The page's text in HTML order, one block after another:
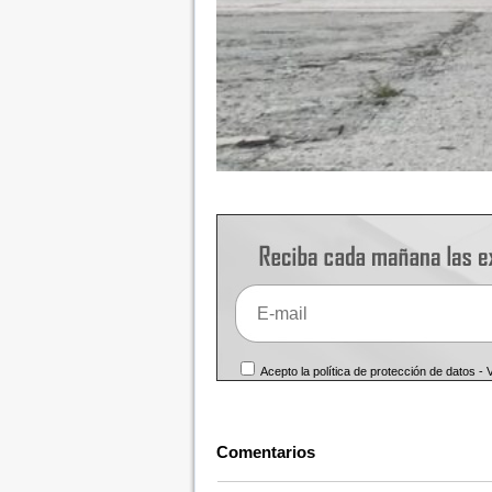
Acepto la política de protección de datos -
Comentarios